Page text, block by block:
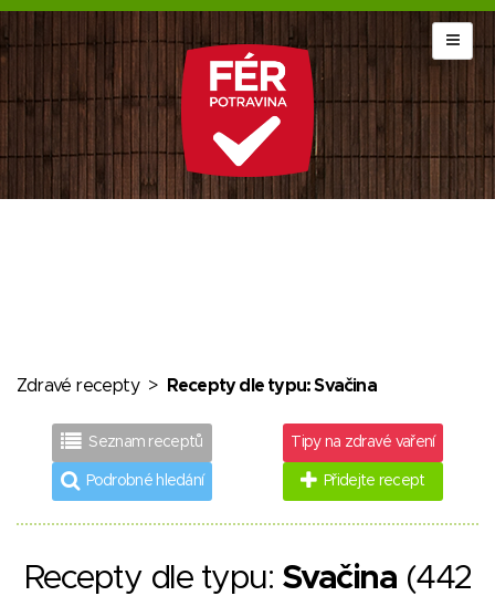
Zdravé recepty> Recepty dle typu: Svačina
Seznam receptů Tipy na zdravé vaření
Podrobné hledání Přidejte recept
Recepty dle typu: Svačina (442